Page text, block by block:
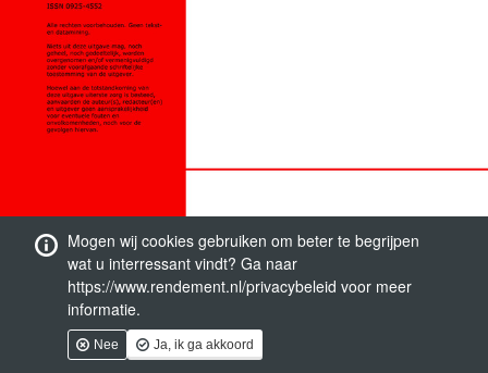
Mogen wij cookies gebruiken om beter te begrijpen
wat u interressant vindt? Ga naar
https://www.rendement.nl/privacybeleid voor meer
informatie.
Nee Ja, ik ga akkoord